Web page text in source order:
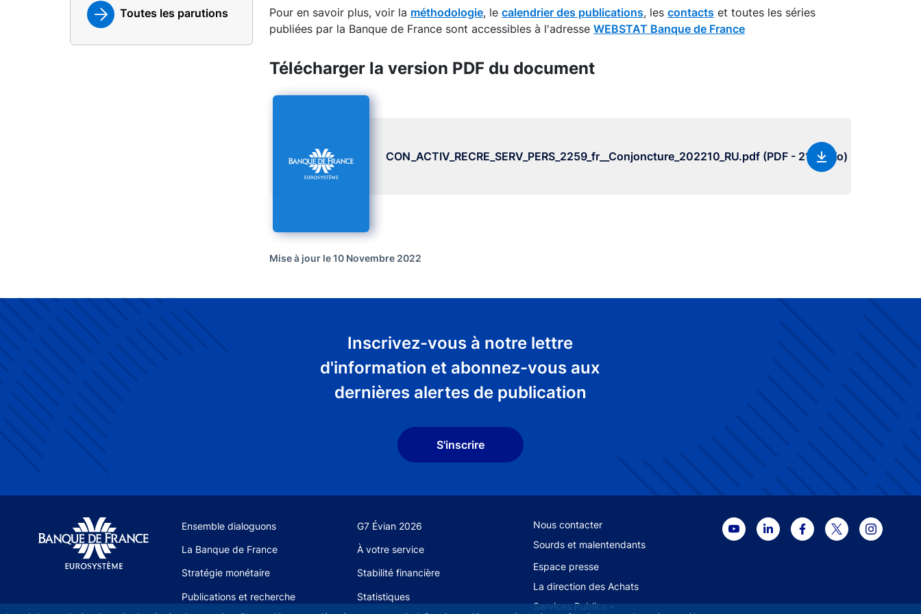
Toutes les parutions
Pour en savoir plus, voir la méthodologie, le calendrier des publications, les contacts et toutes les séries
publiées par la Banque de France sont accessibles à l'adresse WEBSTAT Banque de France
Télécharger la version PDF du document
CON_ACTIV_RECRE_SERV_PERS_2259_fr__Conjoncture_202210_RU.pdf (PDF - 21.56 Ko)
Mise à jour le 10 Novembre 2022
Inscrivez-vous à notre lettre
d'information et abonnez-vous aux
dernières alertes de publication
S'inscrire
Site navigation
Ensemble dialoguons G7 Évian 2026
La Banque de France À votre service
Stratégie monétaire Stabilité financière
Publications et recherche Statistiques
Footer secondary menu
Nous contacter
Sourds et malentendants
Espace presse
La direction des Achats
Services Publics +